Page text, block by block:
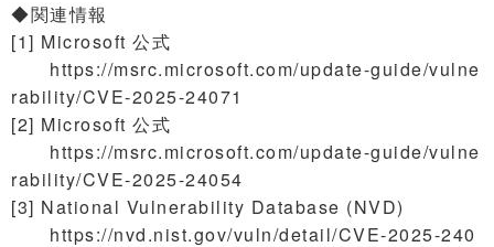
◆関連情報
[1] Microsoft 公式
https://msrc.microsoft.com/update-guide/vulne
rability/CVE-2025-24071
[2] Microsoft 公式
https://msrc.microsoft.com/update-guide/vulne
rability/CVE-2025-24054
[3] National Vulnerability Database (NVD)
https://nvd.nist.gov/vuln/detail/CVE-2025-240